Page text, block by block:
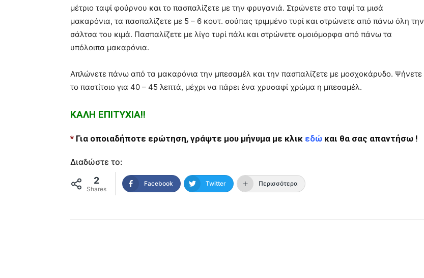
μέτριο ταψί φούρνου και το πασπαλίζετε με την φρυγανιά. Στρώνετε στο ταψί τα μισά
μακαρόνια, τα πασπαλίζετε με 5 – 6 κουτ. σούπας τριμμένο τυρί και στρώνετε από πάνω όλη την
σάλτσα του κιμά. Πασπαλίζετε με λίγο τυρί πάλι και στρώνετε ομοιόμορφα από πάνω τα
υπόλοιπα μακαρόνια.
Απλώνετε πάνω από τα μακαρόνια την μπεσαμέλ και την πασπαλίζετε με μοσχοκάρυδο. Ψήνετε
το παστίτσιο για 40 – 45 λεπτά, μέχρι να πάρει ένα χρυσαφί χρώμα η μπεσαμέλ.
ΚΑΛΗ ΕΠΙΤΥΧΙΑ!!
* Για οποιαδήποτε ερώτηση, γράψτε μου μήνυμα με κλικ εδώ και θα σας απαντήσω !
Διαδώστε το:
2
Shares
Facebook Twitter Περισσότερα